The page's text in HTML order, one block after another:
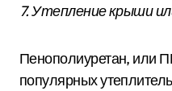
7. Утепление крыши
Пенополиуретан, или
популярных